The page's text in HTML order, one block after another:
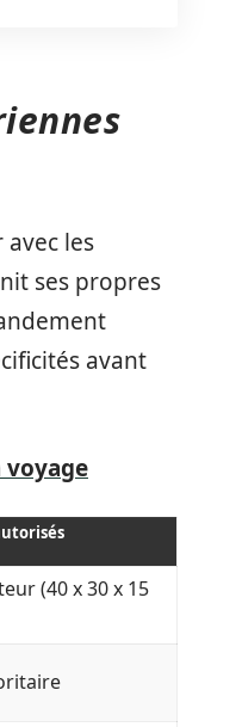
les
ses propres
avant
voyage
(40 x 30 x 15